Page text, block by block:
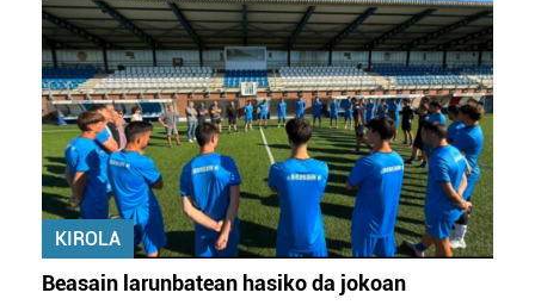
KIROLA
Beasain larunbatean hasiko da jokoan